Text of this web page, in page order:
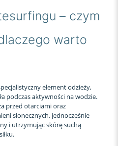
– czym
warto
element odzieży,
podczas aktywności na wodzie.
przed otarciami oraz
słonecznych, jednocześnie
i utrzymując skórę suchą